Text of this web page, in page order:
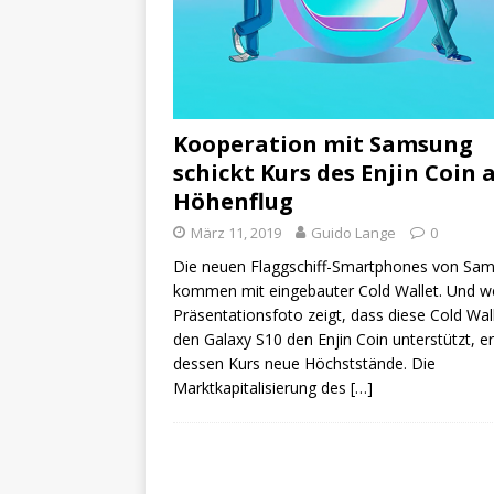
Kooperation mit Samsung
schickt Kurs des Enjin Coin
Höhenflug
März 11, 2019 Guido Lange 0
Die neuen Flaggschiff-Smartphones von
kommen mit eingebauter Cold Wallet. Und
Präsentationsfoto zeigt, dass diese Cold
den Galaxy S10 den Enjin Coin unterstützt,
dessen Kurs neue Höchststände. Die
Marktkapitalisierung des […]